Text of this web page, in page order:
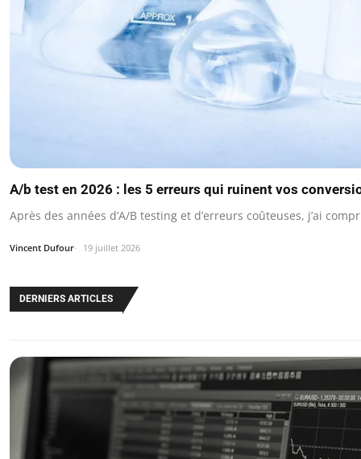
A/b test en 2026 : les 5 erreurs qui ruinent vos
Après des années d’A/B testing et d’erreurs coûteuses, j’ai
Vincent Dufour 19 juillet 2026
DERNIERS ARTICLES